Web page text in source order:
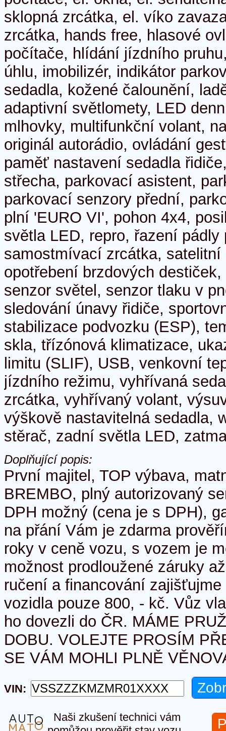
sklopná zrcátka, el. víko
zrcátka, hands free, hlasové
počítače, hlídání jízdního
úhlu, imobilizér, indikátor
sedadla, kožené čalounění,
adaptivní světlomety, LED
mlhovky, multifunkční volant,
originál autorádio, ovládání
paměť nastavení sedadla
střecha, parkovací asistent,
parkovací senzory přední,
plní 'EURO VI', pohon 4x4,
světla LED, repro, řazení pádly
samostmívací zrcátka, satelitní
opotřebení brzdových
senzor světel, senzor tlaku v
sledování únavy řidiče,
stabilizace podvozku (ESP),
skla, třízónová klimatizace,
limitu (SLIF), USB, venkovní
jízdního režimu, vyhřívaná
zrcátka, vyhřívaný volant,
výškově nastavitelná sedadla,
stěrač, zadní světla LED,
Doplňující popis:
První majitel, TOP výbava,
BREMBO, plný autorizovaný
DPH možný (cena je s DPH),
na přání Vám je zdarma
roky v ceně vozu, s vozem je
možnost prodloužené záruky
ručení a financování
vozidla pouze 800, - kč. Vůz
ho dovezli do ČR. MÁME
DOBU. VOLEJTE PROSÍM
SE VÁM MOHLI PLNĚ
VIN:
Naši zkušení technici vám